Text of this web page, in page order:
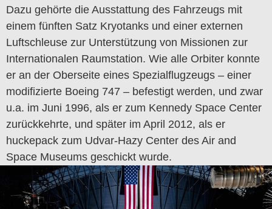
Dazu gehörte die Ausstattung des Fahrzeugs mit
einem fünften Satz Kryotanks und einer externen
Luftschleuse zur Unterstützung von Missionen zur
Internationalen Raumstation. Wie alle Orbiter konnte
er an der Oberseite eines Spezialflugzeugs – einer
modifizierte Boeing 747 – befestigt werden, und zwar
u.a. im Juni 1996, als er zum Kennedy Space Center
zurückkehrte, und später im April 2012, als er
huckepack zum Udvar-Hazy Center des Air and
Space Museums geschickt wurde.